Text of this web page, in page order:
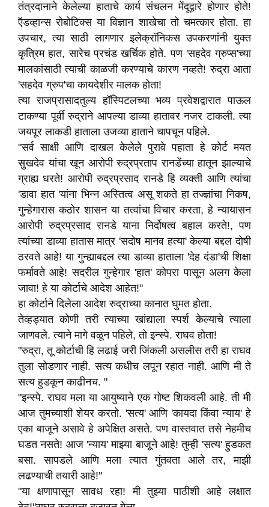
तंत्रदानाने केलेल्या हाताचे कार्य संचलन मेंदूद्वारे होणार होते!
ऍडव्हान्स रोबोटिक्स या विज्ञान शाखेचा तो चमत्कार होता. हा
उपचार, त्या साठी लागणार इलेक्रॉनिकस उपकरणांनी युक्त
कृत्रिम हात, सारेच प्रचंड खर्चिक होते. पण 'सहदेव ग्रुप्स'च्या
मालकांसाठी त्याची काळजी करण्याचे कारण नव्हते! रुद्रा आता
'सहदेव ग्रुप'चा कायदेशीर मालक होता!
त्या राजप्रासादतुल्य हॉस्पिटलच्या भव्य प्रवेशद्वारात पाऊल
टाकण्या पूर्वी रुद्राने आपल्या डाव्या हातावर नजर टाकली. त्या
जयपूर लाकडी हाताला उजव्या हाताने चापचून पहिले.
"सर्व साक्षी आणि दाखल केलेले पुरावे पहाता हे कोर्ट मयत
सुखदेव यांचा खून आरोपी रुद्रप्रताप रानडेंच्या हातून झाल्याचे
ग्राह्य धरते! आरोपी रुद्रप्रसाद रानडे हि व्यक्ती आणि त्यांचा
'डावा हात 'यांना भिन्न अस्तित्व असू शकते हा तज्ज्ञांचा निकष,
गुन्हेगारास कठोर शासन या तत्वांचा विचार करता, हे न्यायासन
आरोपी रुद्रप्रसाद रानडे याना निर्दोषत्व बहाल करते!, पण
त्यांच्या डाव्या हातास मात्र 'सदोष मानव हत्या' केल्या बद्दल दोषी
ठरवते आहे! या गुन्ह्याबद्दल त्या डाव्या हाताला 'देह दंडा'ची शिक्षा
फर्मावते आहे! सदरील गुन्हेगार 'हात' कोपरा पासून अलग केला
जावा! हे या कोर्टाचे आदेश आहेत!"
हा कोर्टाने दिलेला आदेश रुद्राच्या कानात घुमत होता.
तेव्हड्यात कोणी तरी त्याच्या खांद्याला स्पर्श केल्याचे त्याला
जाणवले. त्याने मागे वळून पहिले, तो इन्स्पे. राघव होता!
"रुद्रा, तू कोर्टाची हि लढाई जरी जिंकली असलीस तरी हा राघव
तुला सोडणार नाही. सत्य कधीच लपून रहात नाही. आणि मी ते
सत्य हुडकून काढीनच. "
"इन्स्पे. राघव मला या आयुष्याने एक गोष्ट शिकवली आहे. ती मी
आज तुमच्याशी शेयर करतो. 'सत्य' आणि 'कायदा किंवा न्याय' हे
एका बाजूने असावे हे अपेक्षित असते. पण वास्तवात तसे नेहमीच
घडत नसते! आज 'न्याय' माझ्या बाजूने आहे! तुम्ही 'सत्य' हुडकत
बसा. सापडले आणि मला त्यात गुंतवता आले तर, माझी
लढण्याची तयारी आहे!"
"या क्षणापासून सावध रहा! मी तुझ्या पाठीशी आहे लक्षात